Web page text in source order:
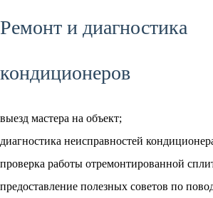
Ремонт и диагностика
кондиционеров
выезд мастера на объект;
диагностика неисправностей
проверка работы отремонтированной
предоставление полезных советов по